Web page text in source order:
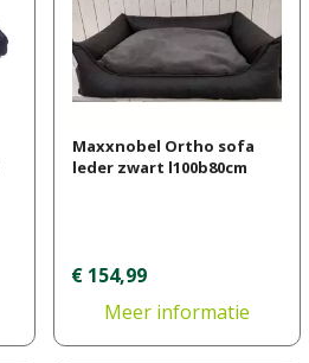
Maxxnobel Ortho sofa
leder zwart l100b80cm
€ 154,99
Meer informatie